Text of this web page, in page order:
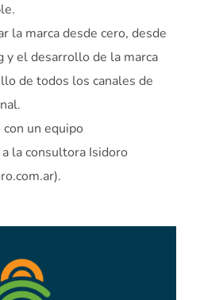
la marca desde cero, desde
y el desarrollo de la marca
de todos los canales de
un equipo
la consultora Isidoro